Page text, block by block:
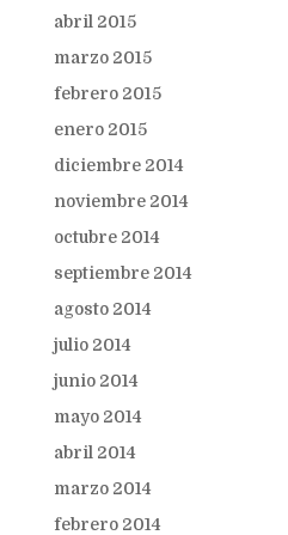
abril 2015
marzo 2015
febrero 2015
enero 2015
diciembre 2014
noviembre 2014
octubre 2014
septiembre 2014
agosto 2014
julio 2014
junio 2014
mayo 2014
abril 2014
marzo 2014
febrero 2014